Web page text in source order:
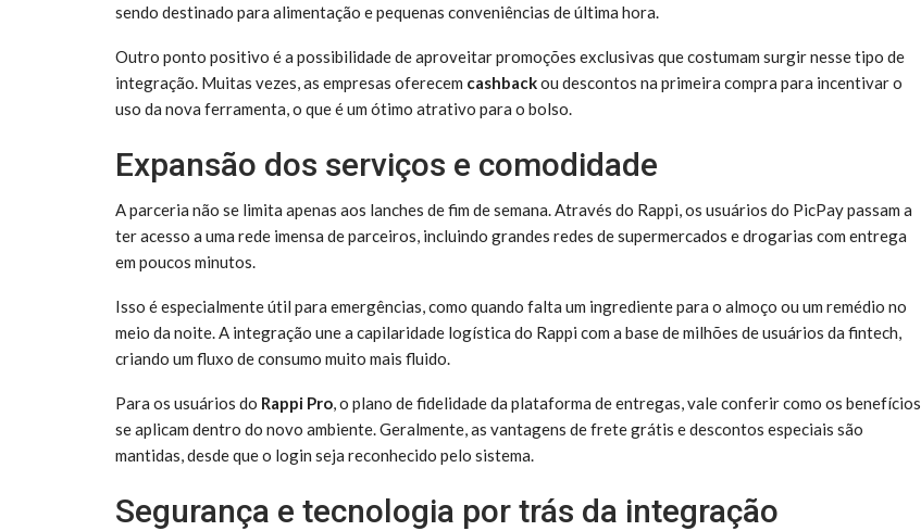
sendo destinado para alimentação e pequenas conveniências de última hora.
Outro ponto positivo é a possibilidade de aproveitar promoções exclusivas que costumam surgir nesse tipo de
integração. Muitas vezes, as empresas oferecem cashbackou descontos na primeira compra para incentivar o
uso da nova ferramenta, o que é um ótimo atrativo para o bolso.
Expansão dos serviços e comodidade
A parceria não se limita apenas aos lanches de fim de semana. Através do Rappi, os usuários do PicPay passam a
ter acesso a uma rede imensa de parceiros, incluindo grandes redes de supermercados e drogarias com entrega
em poucos minutos.
Isso é especialmente útil para emergências, como quando falta um ingrediente para o almoço ou um remédio no
meio da noite. A integração une a capilaridade logística do Rappi com a base de milhões de usuários da fintech,
criando um fluxo de consumo muito mais fluido.
Para os usuários do Rappi Pro, o plano de fidelidade da plataforma de entregas, vale conferir como os benefícios
se aplicam dentro do novo ambiente. Geralmente, as vantagens de frete grátis e descontos especiais são
mantidas, desde que o login seja reconhecido pelo sistema.
Segurança e tecnologia por trás da integração